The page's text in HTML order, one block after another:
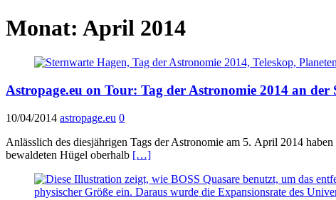
Monat: April 2014
Astropage.eu on Tour: Tag der Astronomie 2014 an der
10/04/2014 astropage.eu 0
Anlässlich des diesjährigen Tags der Astronomie am 5. April 2014
bewaldeten Hügel oberhalb […]